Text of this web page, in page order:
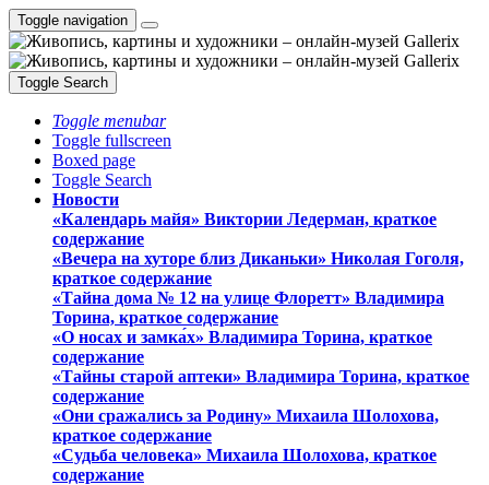
Toggle navigation
Toggle Search
Toggle menubar
Toggle fullscreen
Boxed page
Toggle Search
Новости
«Календарь майя» Виктории Ледерман, краткое
содержание
«Вечера на хуторе близ Диканьки» Николая Гоголя,
краткое содержание
«Тайна дома № 12 на улице Флоретт» Владимира
Торина, краткое содержание
«О носах и замка́х» Владимира Торина, краткое
содержание
«Тайны старой аптеки» Владимира Торина, краткое
содержание
«Они сражались за Родину» Михаила Шолохова,
краткое содержание
«Судьба человека» Михаила Шолохова, краткое
содержание